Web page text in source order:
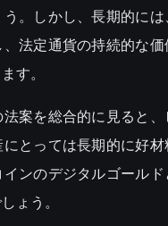
。しかし、長期的に
法定通貨の持続的な
す。
案を総合的に見ると
とっては長期的に好
ンのデジタルゴール
ょう。